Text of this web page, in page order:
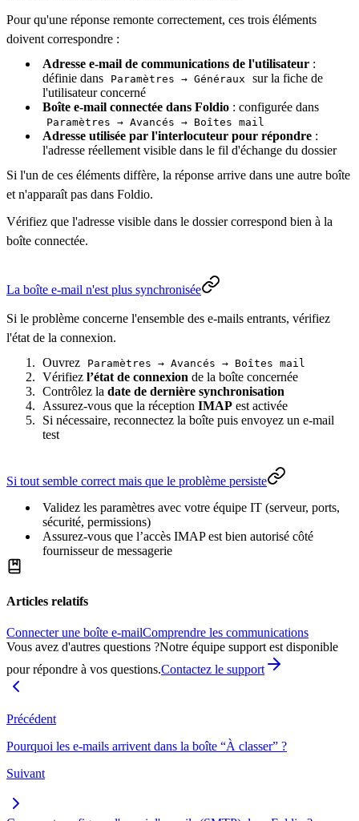
Pour qu'une réponse remonte correctement, ces trois éléments
doivent correspondre :
Adresse e-mail de communications de l'utilisateur :
définie dans
Paramètres → Généraux
sur la fiche de
l'utilisateur concerné
Boîte e-mail connectée dans Foldio : configurée dans
Paramètres → Avancés → Boîtes mail
Adresse utilisée par l'interlocuteur pour répondre :
l'adresse réellement visible dans le fil d'échange du dossier
Si l'un de ces éléments diffère, la réponse arrive dans une autre boîte
et n'apparaît pas dans Foldio.
Vérifiez que l'adresse visible dans le dossier correspond bien à la
boîte connectée.
La boîte e-mail n'est plus synchronisée
Si le problème concerne l'ensemble des e-mails entrants, vérifiez
l'état de la connexion.
Ouvrez
Paramètres → Avancés → Boîtes mail
Vérifiez l’état de connexion de la boîte concernée
Contrôlez la date de dernière synchronisation
Assurez-vous que la réception IMAP est activée
Si nécessaire, reconnectez la boîte puis envoyez un e-mail
test
Si tout semble correct mais que le problème persiste
Validez les paramètres avec votre équipe IT (serveur, ports,
sécurité, permissions)
Assurez-vous que l’accès IMAP est bien autorisé côté
fournisseur de messagerie
Articles relatifs
Connecter une boîte e-mailComprendre les communications
Vous avez d'autres questions ?Notre équipe support est disponible
pour répondre à vos questions.Contactez le support
Précédent
Pourquoi les e-mails arrivent dans la boîte “À classer” ?
Suivant